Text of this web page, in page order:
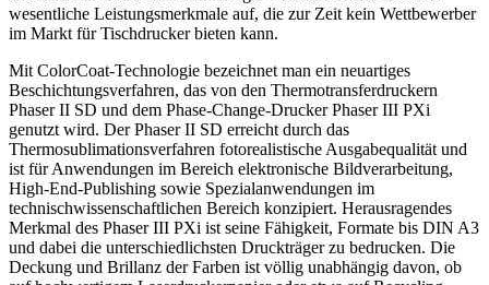
wesentliche Leistungsmerkmale auf, die zur Zeit kein Wettbewerber
im Markt für Tischdrucker bieten kann.
Mit ColorCoat-Technologie bezeichnet man ein neuartiges
Beschichtungsverfahren, das von den Thermotransferdruckern
Phaser II SD und dem Phase-Change-Drucker Phaser III PXi
genutzt wird. Der Phaser II SD erreicht durch das
Thermosublimationsverfahren fotorealistische Ausgabequalität und
ist für Anwendungen im Bereich elektronische Bildverarbeitung,
High-End-Publishing sowie Spezialanwendungen im
technischwissenschaftlichen Bereich konzipiert. Herausragendes
Merkmal des Phaser III PXi ist seine Fähigkeit, Formate bis DIN A3
und dabei die unterschiedlichsten Druckträger zu bedrucken. Die
Deckung und Brillanz der Farben ist völlig unabhängig davon, ob